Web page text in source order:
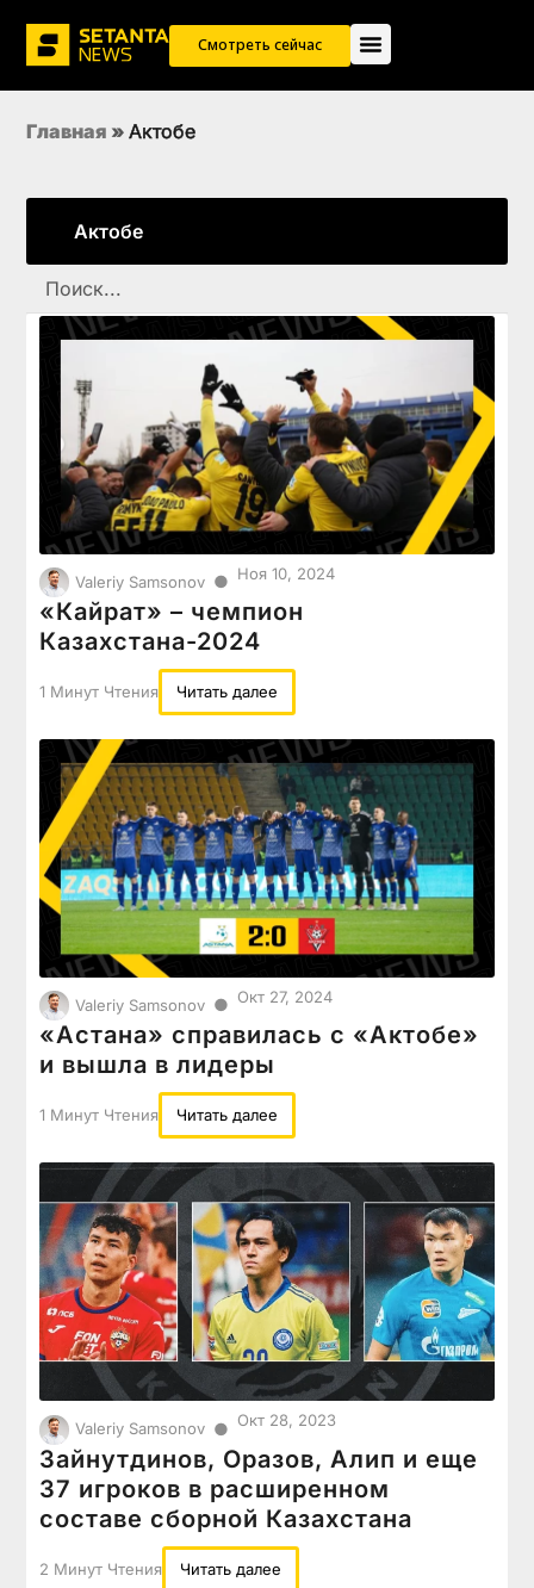
Смотреть сейчас
Главная » Актобе
Актобе
Valeriy Samsonov ● Ноя 10, 2024
«Кайрат» – чемпион
Казахстана-2024
1 Минут Чтения Читать далее
Valeriy Samsonov ● Окт 27, 2024
«Астана» справилась с «Актобе»
и вышла в лидеры
1 Минут Чтения Читать далее
Valeriy Samsonov ● Окт 28, 2023
Зайнутдинов, Оразов, Алип и еще
37 игроков в расширенном
составе сборной Казахстана
2 Минут Чтения Читать далее